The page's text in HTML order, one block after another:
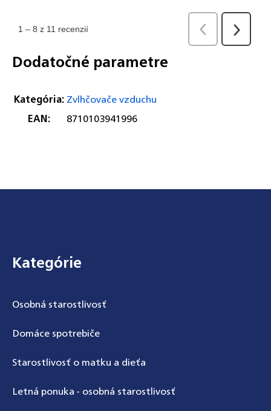
Dodatočné parametre
Kategória:Zvlhčovače vzduchu
EAN: 8710103941996
Zápätie
Kategórie
Osobná starostlivosť
Domáce spotrebiče
Starostlivosť o matku a dieťa
Letná ponuka - osobná starostlivosť